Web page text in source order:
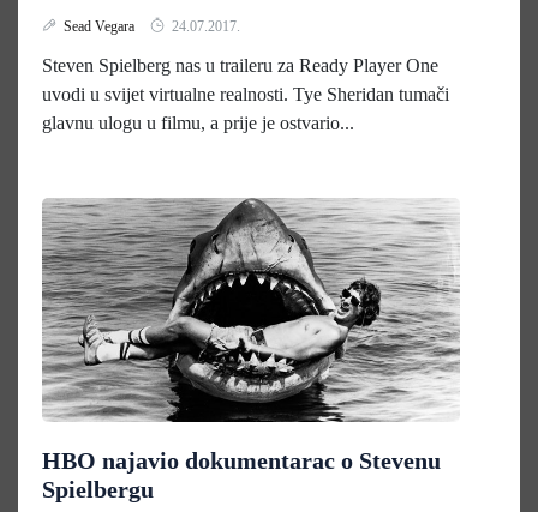
Sead Vegara 24.07.2017.
Steven Spielberg nas u traileru za Ready Player One
uvodi u svijet virtualne realnosti. Tye Sheridan tumači
glavnu ulogu u filmu, a prije je ostvario...
HBO najavio dokumentarac o Stevenu
Spielbergu